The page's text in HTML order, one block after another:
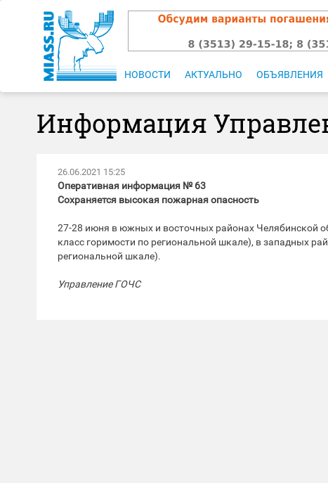
НОВОСТИ АКТУАЛЬНО ОБЪЯВЛЕНИЯ
Информация
26.06.2021 15:25
Оперативная информация № 63
Сохраняется высокая пожарная опасность
27-28 июня в южных и восточных районах Челябинской
класс горимости по региональной шкале), в западных
региональной шкале).
Управление ГОЧС